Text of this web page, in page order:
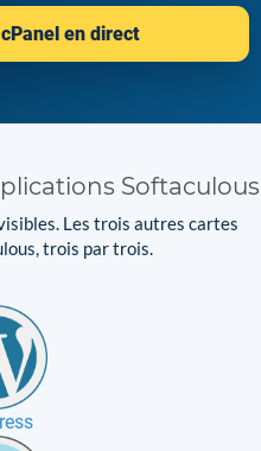
en direct
Softaculous
Les trois autres cartes
trois par trois.